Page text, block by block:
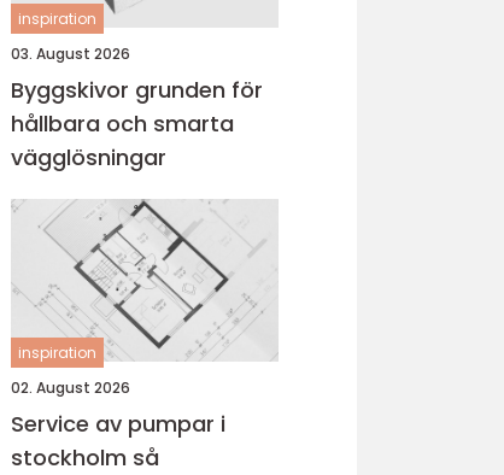
inspiration
03. August 2026
Byggskivor grunden för
hållbara och smarta
vägglösningar
inspiration
02. August 2026
Service av pumpar i
stockholm så